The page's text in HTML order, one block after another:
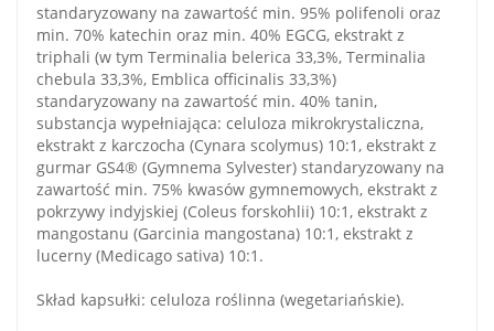
standaryzowany na zawartość min. 95% polifenoli oraz
min. 70% katechin oraz min. 40% EGCG, ekstrakt z
triphali (w tym Terminalia belerica 33,3%, Terminalia
chebula 33,3%, Emblica officinalis 33,3%)
standaryzowany na zawartość min. 40% tanin,
substancja wypełniająca: celuloza mikrokrystaliczna,
ekstrakt z karczocha (Cynara scolymus) 10:1, ekstrakt z
gurmar GS4® (Gymnema Sylvester) standaryzowany na
zawartość min. 75% kwasów gymnemowych, ekstrakt z
pokrzywy indyjskiej (Coleus forskohlii) 10:1, ekstrakt z
mangostanu (Garcinia mangostana) 10:1, ekstrakt z
lucerny (Medicago sativa) 10:1.
Skład kapsułki: celuloza roślinna (wegetariańskie).